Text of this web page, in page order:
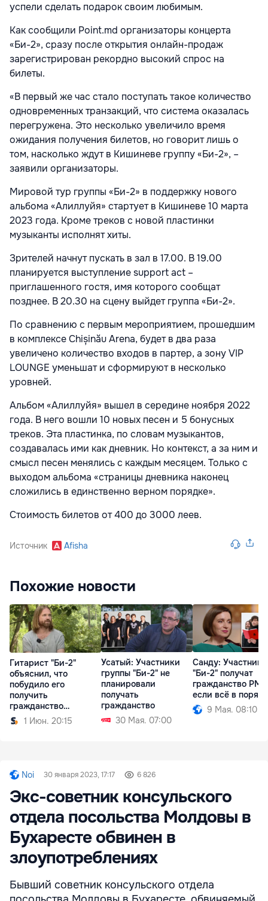
успели сделать подарок своим любимым.
Как сообщили Point.md организаторы концерта
«Би-2», сразу после открытия онлайн-продаж
зарегистрирован рекордно высокий спрос на
билеты.
«В первый же час стало поступать такое количество
одновременных транзакций, что система оказалась
перегружена. Это несколько увеличило время
ожидания получения билетов, но говорит лишь о
том, насколько ждут в Кишиневе группу «Би-2», –
заявили организаторы.
Мировой тур группы «Би-2» в поддержку нового
альбома «Алиллуйя» стартует в Кишиневе 10 марта
2023 года. Кроме треков с новой пластинки
музыканты исполнят хиты.
Зрителей начнут пускать в зал в 17.00. В 19.00
планируется выступление support act –
приглашенного гостя, имя которого сообщат
позднее. В 20.30 на сцену выйдет группа «Би-2».
По сравнению с первым мероприятием, прошедшим
в комплексе Chișinău Arena, будет в два раза
увеличено количество входов в партер, а зону VIP
LOUNGE уменьшат и сформируют в несколько
уровней.
Альбом «Алиллуйя» вышел в середине ноября 2022
года. В него вошли 10 новых песен и 5 бонусных
треков. Эта пластинка, по словам музыкантов,
создавалась ими как дневник. Но контекст, а за ним и
смысл песен менялись с каждым месяцем. Только с
выходом альбома «страницы дневника наконец
сложились в единственно верном порядке».
Стоимость билетов от 400 до 3000 леев.
Источник Afisha
Похожие новости
Гитарист "Би-2"
объяснил, что
побудило его
получить
гражданство
Молдовы
1 Июн. 20:15
Усатый: Участники
группы "Би-2" не
планировали
получать
гражданство
30 Мая. 07:00
Санду: Участники
"Би-2" получат
гражданство РМ,
если всё в
9 Мая. 08:10
Noi 30 января 2023, 17:17 6 826
Экс-советник консульского
отдела посольства Молдовы в
Бухаресте обвинен в
злоупотреблениях
Бывший советник консульского отдела